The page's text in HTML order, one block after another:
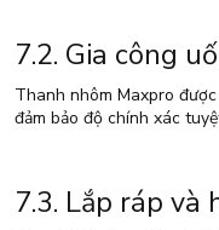
7.2. Gia công
Thanh nhôm Maxpro
đảm bảo độ chính xác
7.3. Lắp ráp và